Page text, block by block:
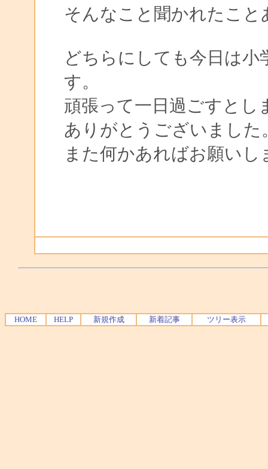
そんなこと聞かれたこと
どちらにしても今日は小
す。
頑張って一日過ごすとし
ありがとうございました
また何かあればお願いし
HOME HELP 新規作成 新着記事 ツリー表示